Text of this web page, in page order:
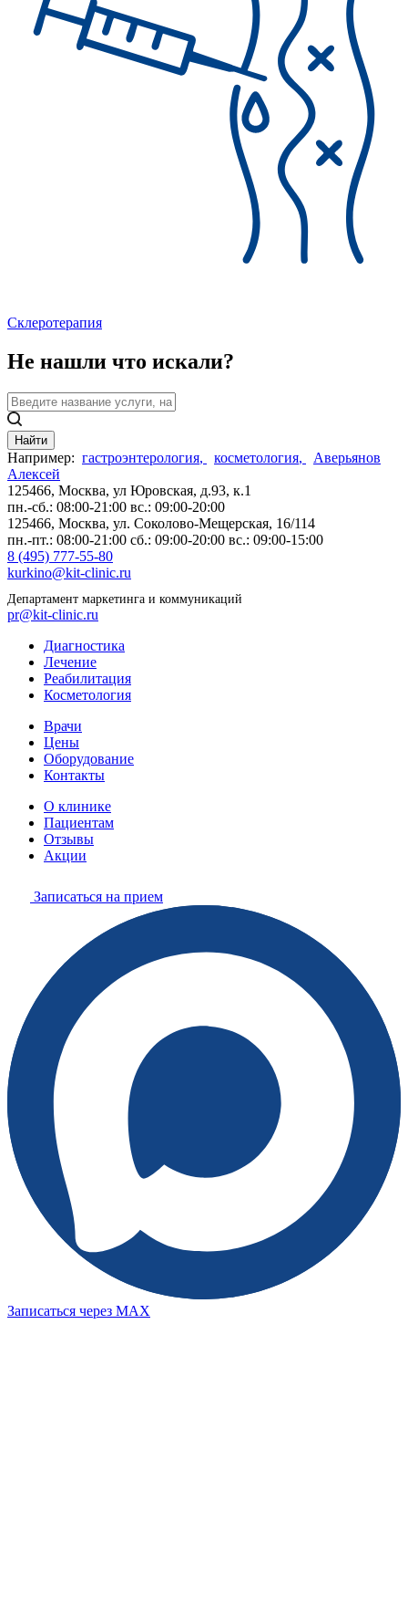
Склеротерапия
Не нашли что искали?
Найти
Например: гастроэнтерология, косметология,
Аверьянов
Алексей
125466, Москва, ул Юровская, д.93, к.1
пн.-сб.: 08:00-21:00 вс.: 09:00-20:00
125466, Москва, ул. Соколово-Мещерская, 16/114
пн.-пт.: 08:00-21:00 сб.: 09:00-20:00 вс.: 09:00-15:00
8 (495) 777-55-80
kurkino@kit-clinic.ru
Департамент маркетинга и коммуникаций
pr@kit-clinic.ru
Диагностика
Лечение
Реабилитация
Косметология
Врачи
Цены
Оборудование
Контакты
О клинике
Пациентам
Отзывы
Акции
Записаться на прием
Записаться через MAX